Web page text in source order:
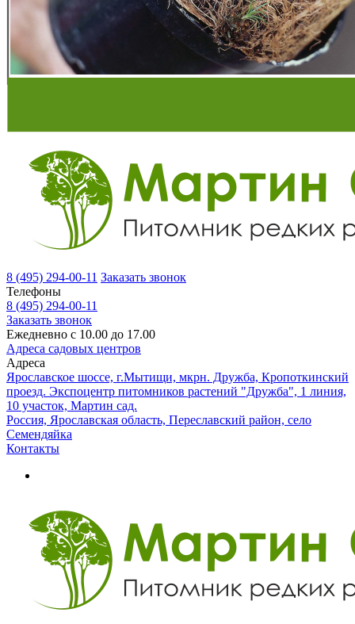
8 (495) 294-00-11 Заказать звонок
Телефоны
8 (495) 294-00-11
Заказать звонок
Ежедневно с 10.00 до 17.00
Адреса садовых центров
Адреса
Ярославское шоссе, г.Мытищи, мкрн. Дружба, Кропоткинский
проезд. Экспоцентр питомников растений "Дружба", 1 линия,
10 участок, Мартин сад.
Россия, Ярославская область, Переславский район, село
Семендяйка
Контакты